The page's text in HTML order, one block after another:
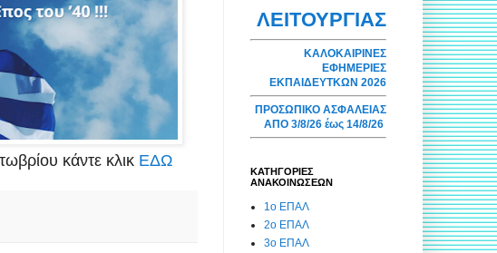
κάντε κλικ ΕΔΩ
ΛΕΙΤΟΥΡΓΙΑΣ
ΚΑΛΟΚΑΙΡΙΝΕΣ
ΕΦΗΜΕΡΙΕΣ
ΕΚΠΑΙΔΕΥΤΚΩΝ 2026
ΠΡΟΣΩΠΙΚΟ ΑΣΦΑΛΕΙΑΣ
ΑΠΟ 3/8/26 έως 14/8/26
ΚΑΤΗΓΟΡΙΕΣ
ΑΝΑΚΟΙΝΩΣΕΩΝ
1ο ΕΠΑΛ
2ο ΕΠΑΛ
3ο ΕΠΑΛ